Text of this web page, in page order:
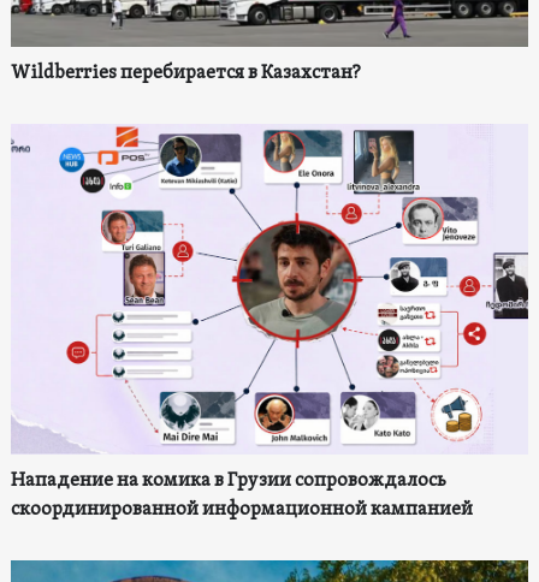
Wildberries перебирается в Казахстан?
Нападение на комика в Грузии сопровождалось
скоординированной информационной кампанией